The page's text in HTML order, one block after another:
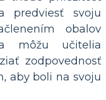
predviesť svoju
obalov
môžu učitelia
zodpovednosť
aby boli na svoju